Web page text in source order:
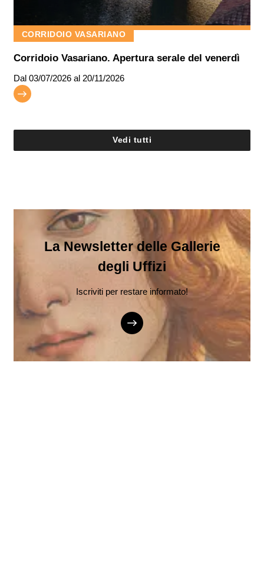
CORRIDOIO VASARIANO
Corridoio Vasariano. Apertura serale del venerdì
Dal 03/07/2026 al 20/11/2026
Vedi tutti
La Newsletter delle Gallerie
degli Uffizi
Iscriviti per restare informato!